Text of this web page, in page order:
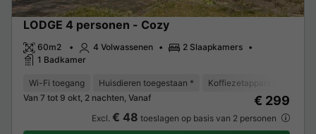
LODGE 4 personen - Cozy
60m2 4 Volwassenen
2 Slaapkamers
1 Badkamer
Wi-Fi toegang Huisdieren toegestaan * Koffiezetapparaat
Van 7 tot 9 okt, 2 nachten, Vanaf
€ 299
Excl. € 48 toeslagen op basis van 2 personen